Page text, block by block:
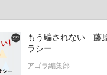
もう騙されない 藤
ラシー
アゴラ編集部